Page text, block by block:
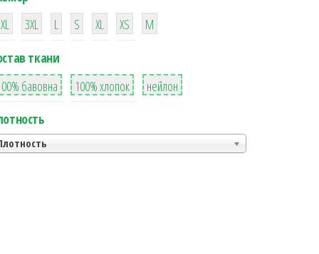
38 16
3XL
42
L
42
S
42
XL XS
М
ткани
8
бавовна
36
100% хлопок
2
нейлон